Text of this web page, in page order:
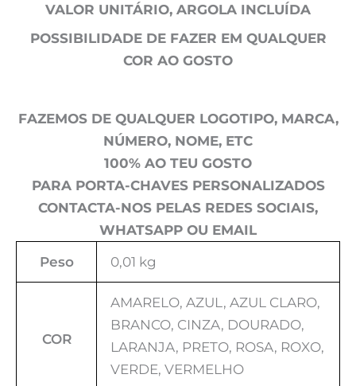
VALOR UNITÁRIO, ARGOLA INCLUÍDA
POSSIBILIDADE DE FAZER EM QUALQUER
COR AO GOSTO
FAZEMOS DE QUALQUER LOGOTIPO, MARCA,
NÚMERO, NOME, ETC
100% AO TEU GOSTO
PARA PORTA-CHAVES PERSONALIZADOS
CONTACTA-NOS PELAS REDES SOCIAIS,
WHATSAPP OU EMAIL
Peso
0,01 kg
COR
AMARELO, AZUL, AZUL CLARO,
BRANCO, CINZA, DOURADO,
LARANJA, PRETO, ROSA, ROXO,
VERDE, VERMELHO